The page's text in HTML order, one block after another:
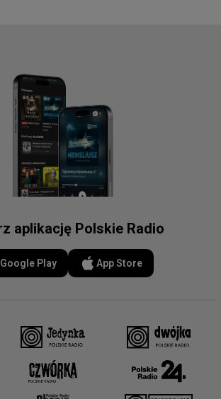
aplikację Polskie Radio
Google Play App Store